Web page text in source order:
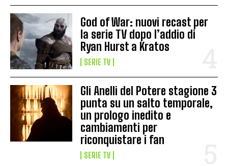
God of War: nuovi recast per
la serie TV dopo l’addio di
Ryan Hurst a Kratos
SERIE TV
Gli Anelli del Potere stagione 3
punta su un salto temporale,
un prologo inedito e
cambiamenti per
riconquistare i fan
SERIE TV